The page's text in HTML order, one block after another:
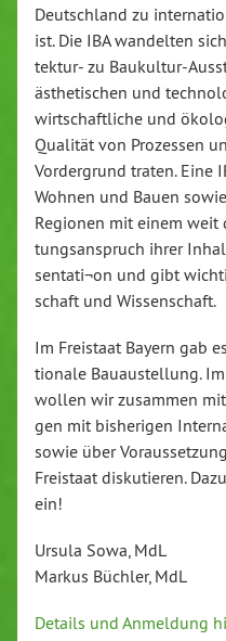
Deutsch­land zu
ist. Die IBA wandelten
tek­tur- zu Bau­kul­tur-
äs­the­ti­schen und
wirt­schaft­li­che und
Qualität von Prozessen
Vor­der­grund traten. Eine
Wohnen und Bauen
Regionen mit einem
tungs­an­spruch ihrer
sen­ta­ti¬on und gibt
schaft und Wis­sen­schaft.
Im Freistaat Bayern gab
tio­na­le Bau­au­stel­lung.
wollen wir zusammen
gen mit bis­he­ri­gen
sowie über
Freistaat dis­ku­tie­ren.
ein!
Ursula Sowa, MdL
Markus Büchler, MdL
Details und Anmeldung